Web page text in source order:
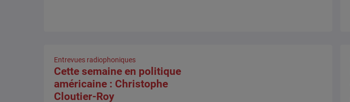
Entrevues radiophoniques
Cette semaine en politique
américaine : Christophe
Cloutier-Roy